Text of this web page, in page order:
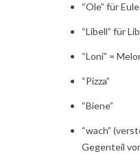
“Ole” für Eule
“Libell” für
“Loni” =
“Pizza”
“Biene”
“wach”
Gegenteil